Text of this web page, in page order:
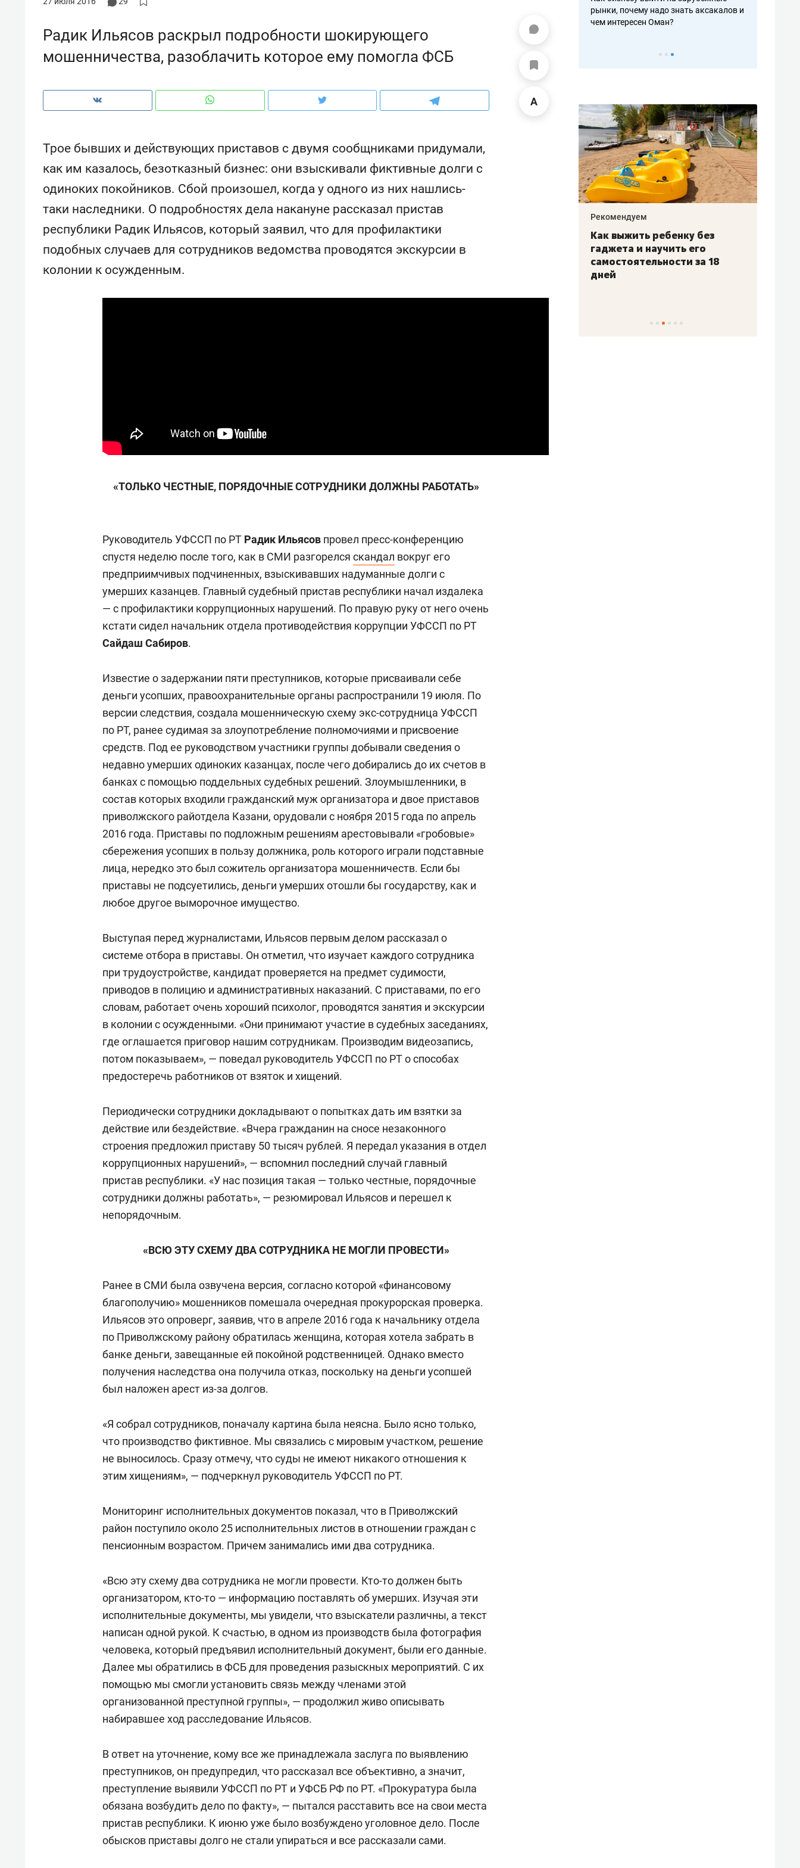
Радик Ильясов раскрыл подробности шокирующего
мошенничества, разоблачить которое ему помогла ФСБ
Трое бывших и действующих приставов с двумя сообщниками придумали,
как им казалось, безотказный бизнес: они взыскивали фиктивные долги с
одиноких покойников. Сбой произошел, когда у одного из них нашлись-
таки наследники. О подробностях дела накануне рассказал пристав
республики Радик Ильясов, который заявил, что для профилактики
подобных случаев для сотрудников ведомства проводятся экскурсии в
колонии к осужденным.
«ТОЛЬКО ЧЕСТНЫЕ, ПОРЯДОЧНЫЕ СОТРУДНИКИ ДОЛЖНЫ РАБОТАТЬ»
Руководитель УФССП по РТ Радик Ильясов провел пресс-конференцию
спустя неделю после того, как в СМИ разгорелся скандал вокруг его
предприимчивых подчиненных, взыскивавших надуманные долги с
умерших казанцев. Главный судебный пристав республики начал издалека
— с профилактики коррупционных нарушений. По правую руку от него очень
кстати сидел начальник отдела противодействия коррупции УФССП по РТ
Сайдаш Сабиров.
Известие о задержании пяти преступников, которые присваивали себе
деньги усопших, правоохранительные органы распространили 19 июля. По
версии следствия, создала мошенническую схему экс-сотрудница УФССП
по РТ, ранее судимая за злоупотребление полномочиями и присвоение
средств. Под ее руководством участники группы добывали сведения о
недавно умерших одиноких казанцах, после чего добирались до их счетов в
банках с помощью поддельных судебных решений. Злоумышленники, в
состав которых входили гражданский муж организатора и двое приставов
приволжского райотдела Казани, орудовали с ноября 2015 года по апрель
2016 года. Приставы по подложным решениям арестовывали «гробовые»
сбережения усопших в пользу должника, роль которого играли подставные
лица, нередко это был сожитель организатора мошенничеств. Если бы
приставы не подсуетились, деньги умерших отошли бы государству, как и
любое другое выморочное имущество.
Выступая перед журналистами, Ильясов первым делом рассказал о
системе отбора в приставы. Он отметил, что изучает каждого сотрудника
при трудоустройстве, кандидат проверяется на предмет судимости,
приводов в полицию и административных наказаний. С приставами, по его
словам, работает очень хороший психолог, проводятся занятия и экскурсии
в колонии с осужденными. «Они принимают участие в судебных заседаниях,
где оглашается приговор нашим сотрудникам. Производим видеозапись,
потом показываем», — поведал руководитель УФССП по РТ о способах
предостеречь работников от взяток и хищений.
Периодически сотрудники докладывают о попытках дать им взятки за
действие или бездействие. «Вчера гражданин на сносе незаконного
строения предложил приставу 50 тысяч рублей. Я передал указания в отдел
коррупционных нарушений», — вспомнил последний случай главный
пристав республики. «У нас позиция такая — только честные, порядочные
сотрудники должны работать», — резюмировал Ильясов и перешел к
непорядочным.
«ВСЮ ЭТУ СХЕМУ ДВА СОТРУДНИКА НЕ МОГЛИ ПРОВЕСТИ»
Ранее в СМИ была озвучена версия, согласно которой «финансовому
благополучию» мошенников помешала очередная прокурорская проверка.
Ильясов это опроверг, заявив, что в апреле 2016 года к начальнику отдела
по Приволжскому району обратилась женщина, которая хотела забрать в
банке деньги, завещанные ей покойной родственницей. Однако вместо
получения наследства она получила отказ, поскольку на деньги усопшей
был наложен арест из-за долгов.
«Я собрал сотрудников, поначалу картина была неясна. Было ясно только,
что производство фиктивное. Мы связались с мировым участком, решение
не выносилось. Сразу отмечу, что суды не имеют никакого отношения к
этим хищениям», — подчеркнул руководитель УФССП по РТ.
Мониторинг исполнительных документов показал, что в Приволжский
район поступило около 25 исполнительных листов в отношении граждан с
пенсионным возрастом. Причем занимались ими два сотрудника.
«Всю эту схему два сотрудника не могли провести. Кто-то должен быть
организатором, кто-то — информацию поставлять об умерших. Изучая эти
исполнительные документы, мы увидели, что взыскатели различны, а текст
написан одной рукой. К счастью, в одном из производств была фотография
человека, который предъявил исполнительный документ, были его данные.
Далее мы обратились в ФСБ для проведения разыскных мероприятий. С их
помощью мы смогли установить связь между членами этой
организованной преступной группы», — продолжил живо описывать
набиравшее ход расследование Ильясов.
В ответ на уточнение, кому все же принадлежала заслуга по выявлению
преступников, он предупредил, что рассказал все объективно, а значит,
преступление выявили УФССП по РТ и УФСБ РФ по РТ. «Прокуратура была
обязана возбудить дело по факту», — пытался расставить все на свои места
пристав республики. К июню уже было возбуждено уголовное дело. После
обысков приставы долго не стали упираться и все рассказали сами.
рынки, почему надо знать аксакалов и
чем интересен Оман?
Рекомендуем
Падел, фитнес, танцы и даже
ниндзя-зал: как ТРЦ «Франт»
спорта
Рекомендуем
Психотерапевт «Фороса»:
«Директорский невроз» –
Дизайнер-прораб Наталья
Наседкина: «Ремонт вместе
Рекомендуем
Как выжить ребенку без
гаджета и научить его
самостоятельности за 18
дней